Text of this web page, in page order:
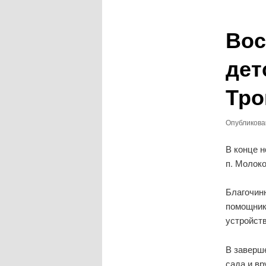
В конце
п.
В
сада и